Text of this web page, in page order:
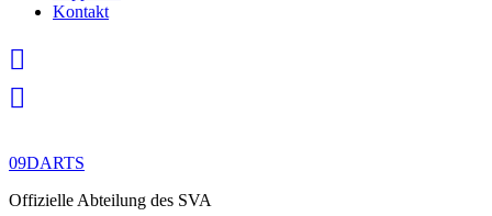
Kontakt
09DARTS
Offizielle Abteilung des SVA